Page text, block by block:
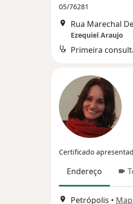
05/76281
Rua Marechal
Ezequiel Araujo
Primeira
Certificado
Endereço
Petrópolis •